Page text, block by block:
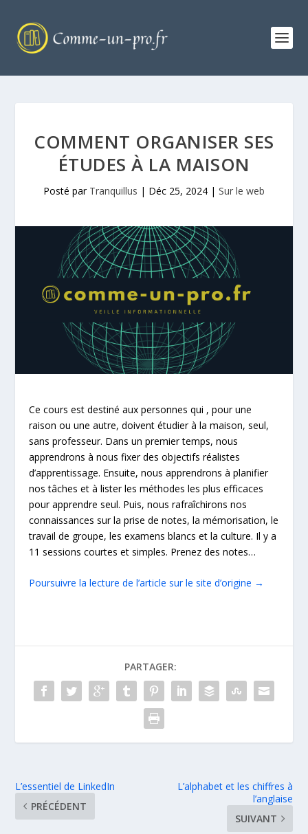
COMMENT ORGANISER SES
ÉTUDES À LA MAISON
Posté par Tranquillus | Déc 25, 2024 | Sur le web
Ce cours est destiné aux personnes qui , pour une
raison ou une autre, doivent étudier à la maison, seul,
sans professeur. Dans un premier temps, nous
apprendrons à nous fixer des objectifs réalistes
d’apprentissage. Ensuite, nous apprendrons à planifier
nos tâches et à lister les méthodes les plus efficaces
pour apprendre seul. Puis, nous rafraîchirons nos
connaissances sur la prise de notes, la mémorisation, le
travail de groupe, les examens blancs et la culture. Il y a
11 sessions courtes et simples. Prenez des notes…
Poursuivre la lecture de l’article sur le site d’origine →
PARTAGER:
L’essentiel de LinkedIn
PRÉCÉDENT
L’alphabet et les chiffres à
l’anglaise
SUIVANT